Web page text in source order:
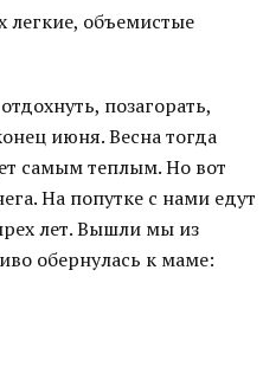
объемистые
позагорать,
июня. Весна тогда
самым теплым. Но вот
На попутке с нами едут
лет. Вышли мы из
обернулась к маме: